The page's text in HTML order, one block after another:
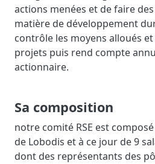
actions menées et de faire
matière de développement
contrôle les moyens alloués
projets puis rend compte
actionnaire.
Sa composition
notre comité RSE est
de Lobodis et à ce jour de 9
dont des représentants des